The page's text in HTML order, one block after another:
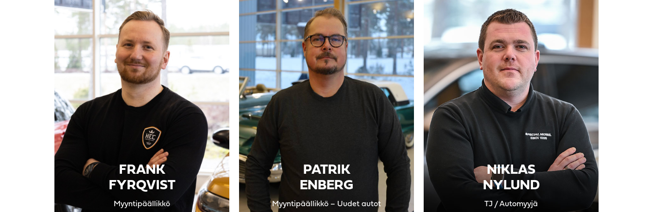
FRANK
FYRQVIST
Myyntipäällikkö
PATRIK
ENBERG
Myyntipäällikkö – Uudet autot
NIKLAS
NYLUND
TJ / Automyyjä